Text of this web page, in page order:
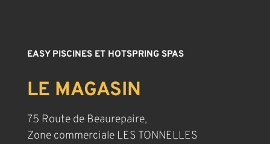
EASY PISCINES ET HOTSPRING SPAS
LE MAGASIN
75 Route de Beaurepaire,
Zone commerciale LES TONNELLES